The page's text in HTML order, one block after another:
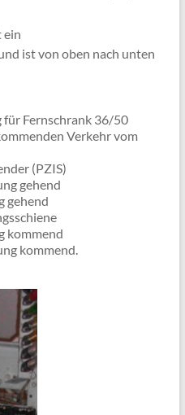
ein
ist von oben nach unten
Fernschrank 36/50
Verkehr vom
(PZIS)
gehend
gehend
kommend
kommend.